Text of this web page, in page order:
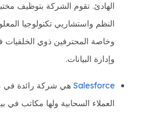
الهادئ. تقوم الشركة بتوظيف
النظم واستشاريي تكنولوجيا
وخاصة المحترفين ذوي
وإدارة البيانات.
Salesforceهي شركة رائدة في
العملاء السحابية ولها مكاتب في